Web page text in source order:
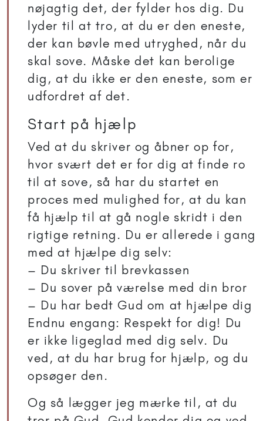
nøjagtig det, der fylder hos dig. Du
lyder til at tro, at du er den eneste,
der kan bøvle med utryghed, når du
skal sove. Måske det kan berolige
dig, at du ikke er den eneste, som er
udfordret af det.
Start på hjælp
Ved at du skriver og åbner op for,
hvor svært det er for dig at finde ro
til at sove, så har du startet en
proces med mulighed for, at du kan
få hjælp til at gå nogle skridt i den
rigtige retning. Du er allerede i gang
med at hjælpe dig selv:
– Du skriver til brevkassen
– Du sover på værelse med din bror
– Du har bedt Gud om at hjælpe dig
Endnu engang: Respekt for dig! Du
er ikke ligeglad med dig selv. Du
ved, at du har brug for hjælp, og du
opsøger den.
Og så lægger jeg mærke til, at du